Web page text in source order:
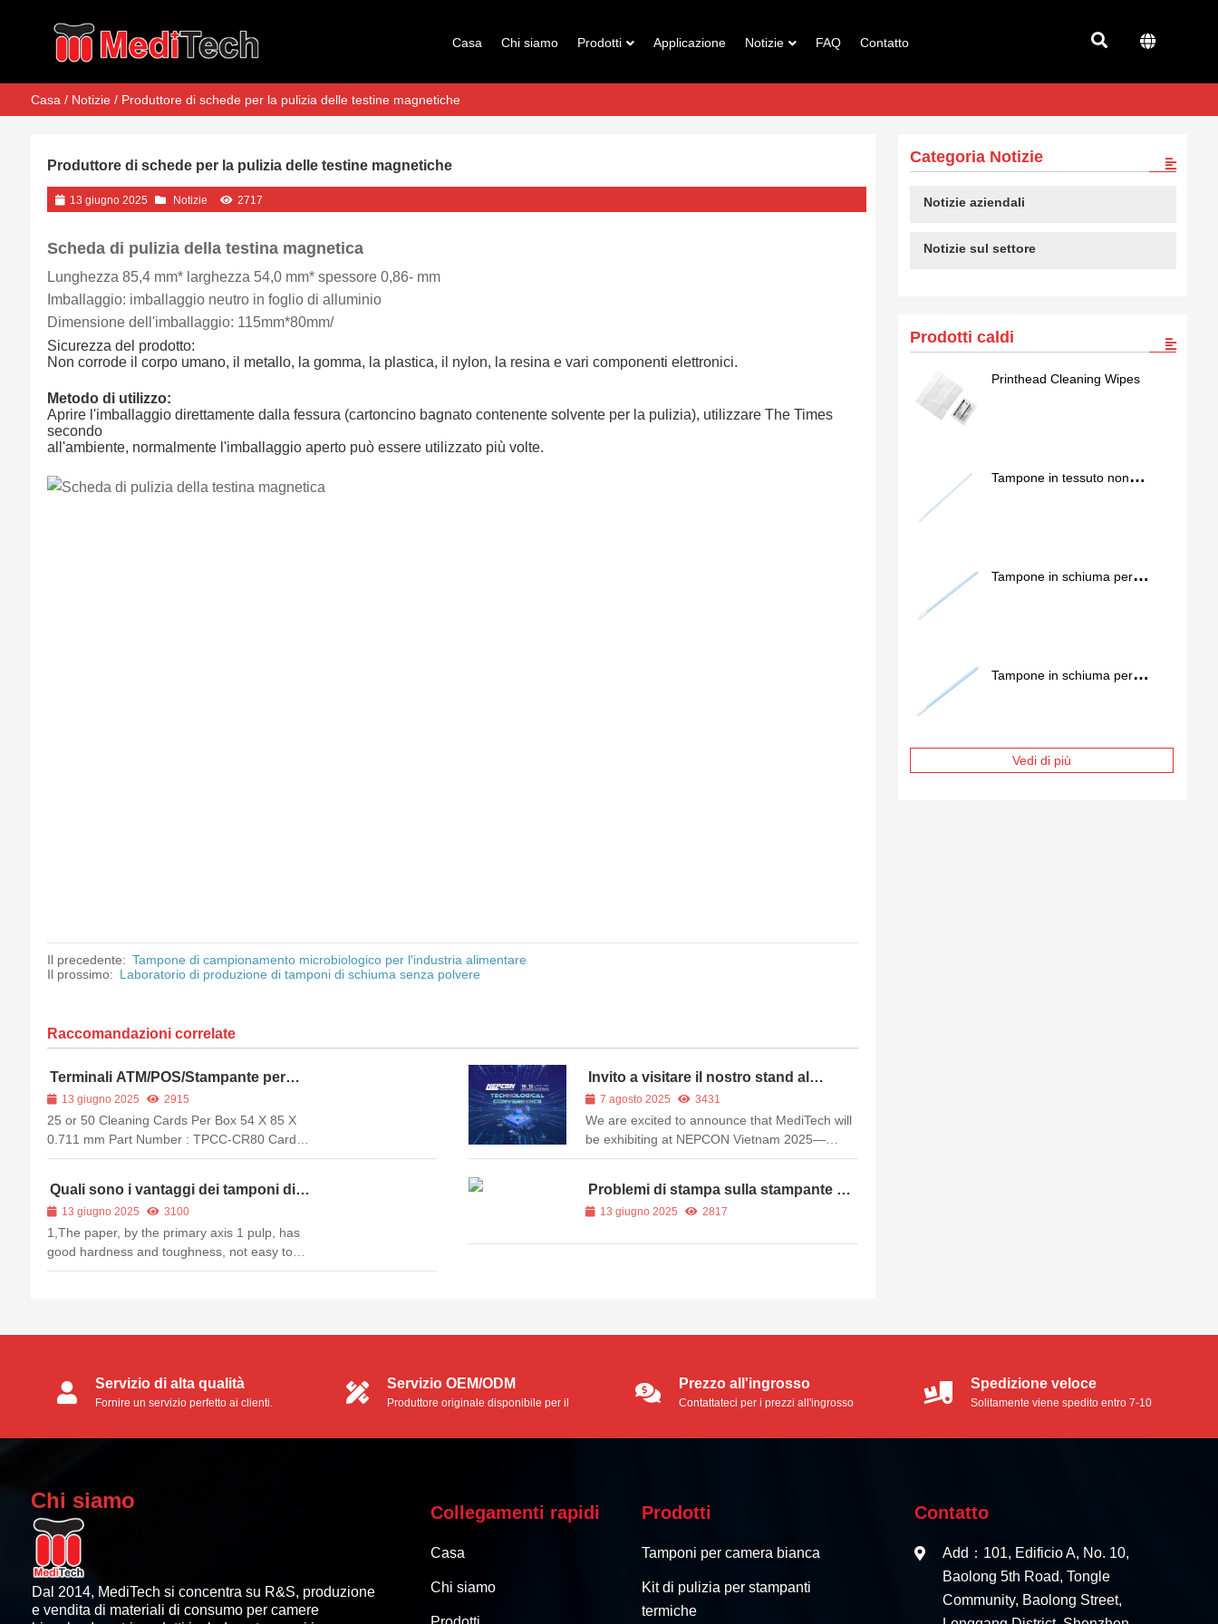
Casa Chi siamo Prodotti Applicazione Notizie FAQ Contatto
Casa / Notizie/ Produttore di schede per la pulizia delle testine magnetiche
Produttore di schede per la pulizia delle testine magnetiche
13 giugno 2025 Notizie 2717
Scheda di pulizia della testina magnetica
Lunghezza 85,4 mm* larghezza 54,0 mm* spessore 0,86- mm
Imballaggio: imballaggio neutro in foglio di alluminio
Dimensione dell'imballaggio: 115mm*80mm/
Sicurezza del prodotto:
Non corrode il corpo umano, il metallo, la gomma, la plastica, il nylon, la resina e vari componenti elettronici.
Metodo di utilizzo:
Aprire l'imballaggio direttamente dalla fessura (cartoncino bagnato contenente solvente per la pulizia), utilizzare The Times
secondo
all'ambiente, normalmente l'imballaggio aperto può essere utilizzato più volte.
Il precedente: Tampone di campionamento microbiologico per l'industria alimentare
Il prossimo: Laboratorio di produzione di tamponi di schiuma senza polvere
Raccomandazioni correlate
Terminali ATM/POS/Stampante per
carte Pulizia della carta
13 giugno 2025 2915
25 or 50 Cleaning Cards Per Box 54 X 85 X
0.711 mm Part Number : TPCC-CR80 Card
Readers require preventative maintenance for
Invito a visitare il nostro stand al
NEPCON Vietnam 2025
7 agosto 2025 3431
We are excited to announce that MediTech will
be exhibiting at NEPCON Vietnam 2025—
Vietnam’s leading exhibition for electronics
cleanroom solutions. 📅 Exhibition Dates:
September 10–12, 2025📍 Venue: ...
Quali sono i vantaggi dei tamponi di
pulizia Meditech?
13 giugno 2025 3100
1,The paper, by the primary axis 1 pulp, has
good hardness and toughness, not easy to
deformation, not broken, easy to produce dust,
Problemi di stampa sulla stampante di
carte
13 giugno 2025 2817
Categoria Notizie
Notizie aziendali
Notizie sul settore
Prodotti caldi
Printhead Cleaning Wipes
Tampone in tessuto non
Tampone in schiuma per
Tampone in schiuma per
Vedi di più
Servizio di alta qualità
Fornire un servizio perfetto ai clienti.
Servizio OEM/ODM
Produttore originale disponibile per il
Prezzo all'ingrosso
Contattateci per i prezzi all'ingrosso
Spedizione veloce
Solitamente viene spedito entro 7-10
Chi siamo
Dal 2014, MediTech si concentra su R&S, produzione
e vendita di materiali di consumo per camere
Collegamenti rapidi
Casa
Chi siamo
Prodotti
Tamponi per camera bianca
Kit di pulizia per stampanti
termiche
Contatto
Add：101, Edificio A, No. 10,
Baolong 5th Road, Tongle
Community, Baolong Street,